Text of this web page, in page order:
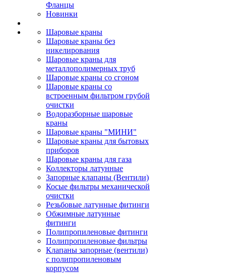
Фланцы
Новинки
Шаровые краны
Шаровые краны без
никелирования
Шаровые краны для
металлополимерных труб
Шаровые краны со сгоном
Шаровые краны со
встроенным фильтром грубой
очистки
Водоразборные шаровые
краны
Шаровые краны "МИНИ"
Шаровые краны для бытовых
приборов
Шаровые краны для газа
Коллекторы латунные
Запорные клапаны (Вентили)
Косые фильтры механической
очистки
Резьбовые латунные фитинги
Обжимные латунные
фитинги
Полипропиленовые фитинги
Полипропиленовые фильтры
Клапаны запорные (вентили)
с полипропиленовым
корпусом